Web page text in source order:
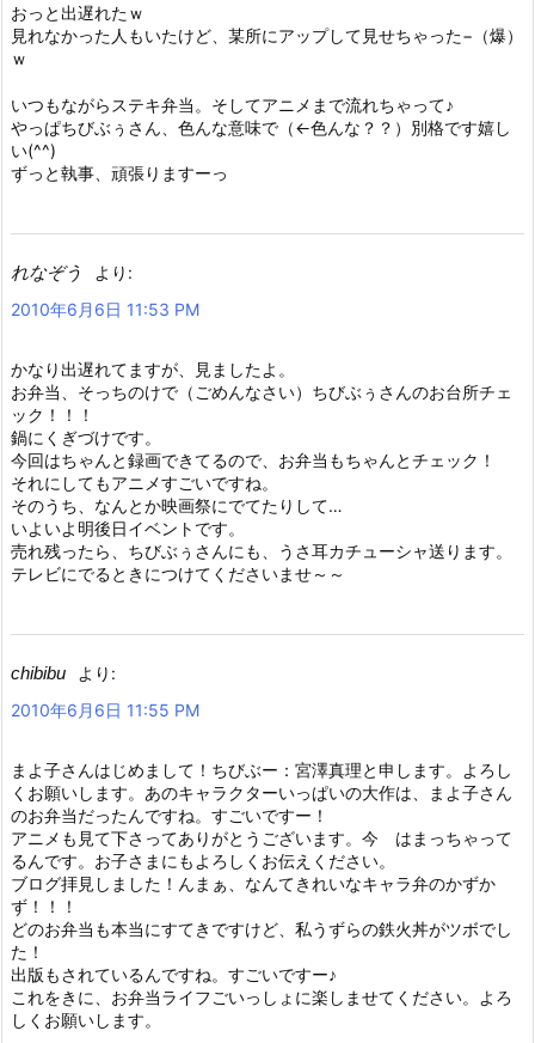
おっと出遅れたｗ
見れなかった人もいたけど、某所にアップして見せちゃった−（爆）
ｗ
いつもながらステキ弁当。そしてアニメまで流れちゃって♪
やっぱちびぶぅさん、色んな意味で（←色んな？？）別格です嬉し
い(^^)
ずっと執事、頑張りますーっ
れなぞう
より:
2010年6月6日 11:53 PM
かなり出遅れてますが、見ましたよ。
お弁当、そっちのけで（ごめんなさい）ちびぶぅさんのお台所チェ
ック！！！
鍋にくぎづけです。
今回はちゃんと録画できてるので、お弁当もちゃんとチェック！
それにしてもアニメすごいですね。
そのうち、なんとか映画祭にでてたりして…
いよいよ明後日イベントです。
売れ残ったら、ちびぶぅさんにも、うさ耳カチューシャ送ります。
テレビにでるときにつけてくださいませ～～
chibibu
より:
2010年6月6日 11:55 PM
まよ子さんはじめまして！ちびぶー：宮澤真理と申します。よろし
くお願いします。あのキャラクターいっぱいの大作は、まよ子さん
のお弁当だったんですね。すごいですー！
アニメも見て下さってありがとうございます。今 はまっちゃって
るんです。お子さまにもよろしくお伝えください。
ブログ拝見しました！んまぁ、なんてきれいなキャラ弁のかずか
ず！！！
どのお弁当も本当にすてきですけど、私うずらの鉄火丼がツボでし
た！
出版もされているんですね。すごいですー♪
これをきに、お弁当ライフごいっしょに楽しませてください。よろ
しくお願いします。